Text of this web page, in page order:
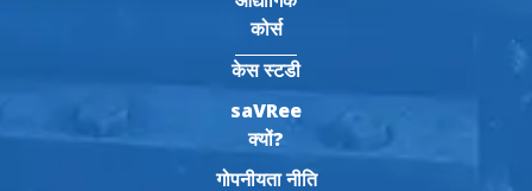
कोर्स
केस स्टडी
saVRee
क्यों?
गोपनीयता नीति